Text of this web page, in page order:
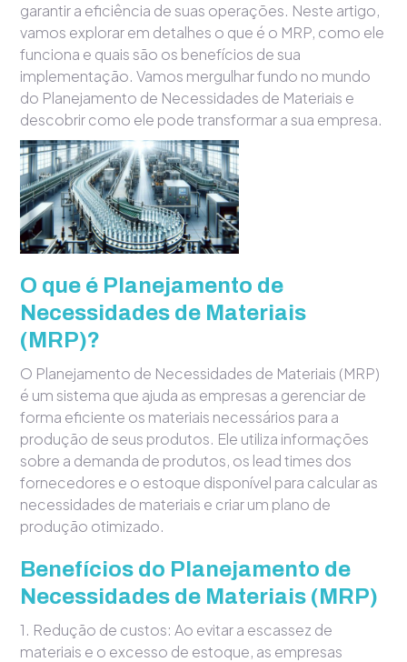
garantir a eficiência de suas operações. Neste artigo,
vamos explorar em detalhes o que é o MRP, como ele
funciona e quais são os benefícios de sua
implementação. Vamos mergulhar fundo no mundo
do Planejamento de Necessidades de Materiais e
descobrir como ele pode transformar a sua empresa.
O que é Planejamento de
Necessidades de Materiais
(MRP)?
O Planejamento de Necessidades de Materiais (MRP)
é um sistema que ajuda as empresas a gerenciar de
forma eficiente os materiais necessários para a
produção de seus produtos. Ele utiliza informações
sobre a demanda de produtos, os lead times dos
fornecedores e o estoque disponível para calcular as
necessidades de materiais e criar um plano de
produção otimizado.
Benefícios do Planejamento de
Necessidades de Materiais (MRP)
1. Redução de custos: Ao evitar a escassez de
materiais e o excesso de estoque, as empresas